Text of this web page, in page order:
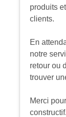
produits
clients.
En
notre
retour ou
trouver
Merci
constructif.